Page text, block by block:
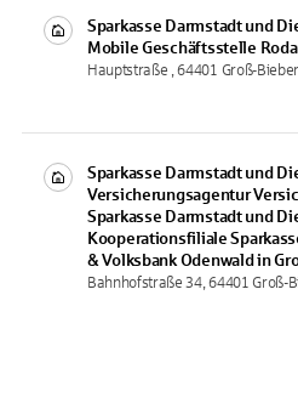
Sparkasse Darmstadt und
Mobile Geschäftsstelle
Hauptstraße , 64401 Groß-
Sparkasse Darmstadt und
Versicherungsagentur
Sparkasse Darmstadt und
Kooperationsfiliale
& Volksbank Odenwald in
Bahnhofstraße 34, 64401 Groß-